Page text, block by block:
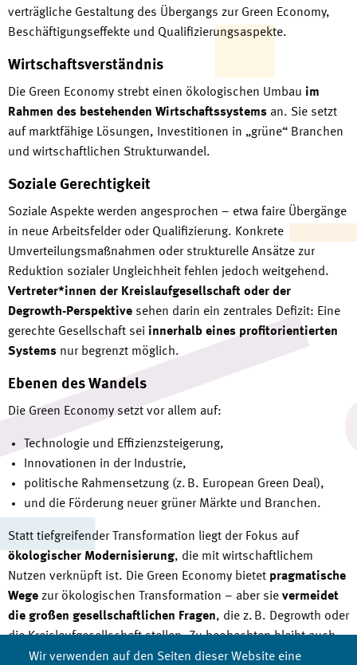
Wir verwenden auf den Seiten dieser Website eine
verträgliche Gestaltung des Übergangs zur Green Economy,
Beschäftigungseffekte und Qualifizierungsaspekte.
Wirtschaftsverständnis
Die Green Economy strebt einen ökologischen Umbau im
Rahmen des bestehenden Wirtschaftssystems an. Sie setzt
auf marktfähige Lösungen, Investitionen in „grüne“ Branchen
und wirtschaftlichen Strukturwandel.
Soziale Gerechtigkeit
Soziale Aspekte werden angesprochen – etwa faire Übergänge
in neue Arbeitsfelder oder Qualifizierung. Konkrete
Umverteilungsmaßnahmen oder strukturelle Ansätze zur
Reduktion sozialer Ungleichheit fehlen jedoch weitgehend.
Vertreter*innen der Kreislaufgesellschaft oder der
Degrowth-Perspektive sehen darin ein zentrales Defizit: Eine
gerechte Gesellschaft sei innerhalb eines profitorientierten
Systems nur begrenzt möglich.
Ebenen des Wandels
Die Green Economy setzt vor allem auf:
Technologie und Effizienzsteigerung,
Innovationen in der Industrie,
politische Rahmensetzung (z. B. European Green Deal),
und die Förderung neuer grüner Märkte und Branchen.
Statt tiefgreifender Transformation liegt der Fokus auf
ökologischer Modernisierung, die mit wirtschaftlichem
Nutzen verknüpft ist. Die Green Economy bietet pragmatische
Wege zur ökologischen Transformation – aber sie vermeidet
die großen gesellschaftlichen Fragen, die z. B. Degrowth oder
die Kreislaufgesellschaft stellen. Zu beobachten bleibt auch,
ob Effizienzgewinne nicht durch intensivere Nutzung